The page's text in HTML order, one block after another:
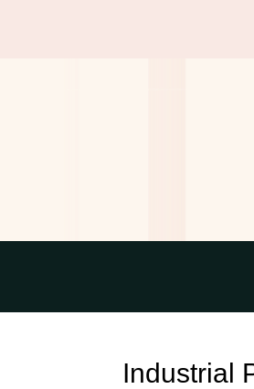
Industrial